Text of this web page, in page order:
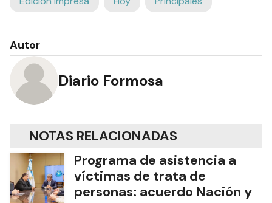
Autor
Diario Formosa
NOTAS RELACIONADAS
Programa de asistencia a
víctimas de trata de
personas: acuerdo Nación y